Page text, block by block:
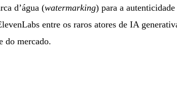
d’água (watermarking) para a
entre os raros atores de IA
do mercado.